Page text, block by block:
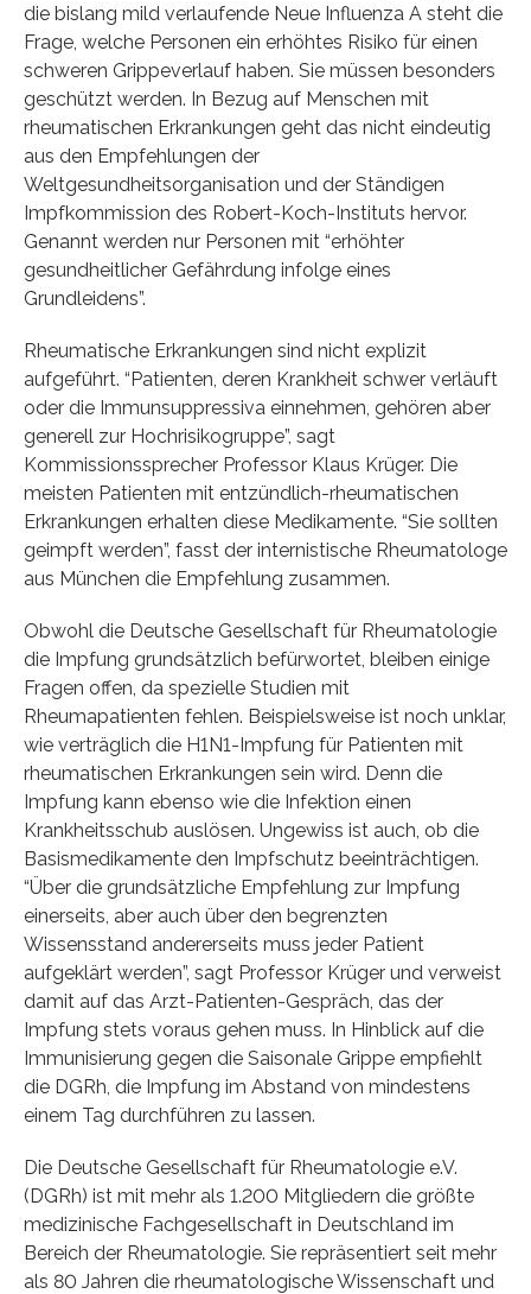
die bislang mild verlaufende Neue Influenza A steht die
Frage, welche Personen ein erhöhtes Risiko für einen
schweren Grippeverlauf haben. Sie müssen besonders
geschützt werden. In Bezug auf Menschen mit
rheumatischen Erkrankungen geht das nicht eindeutig
aus den Empfehlungen der
Weltgesundheitsorganisation und der Ständigen
Impfkommission des Robert-Koch-Instituts hervor.
Genannt werden nur Personen mit “erhöhter
gesundheitlicher Gefährdung infolge eines
Grundleidens”.
Rheumatische Erkrankungen sind nicht explizit
aufgeführt. “Patienten, deren Krankheit schwer verläuft
oder die Immunsuppressiva einnehmen, gehören aber
generell zur Hochrisikogruppe”, sagt
Kommissionssprecher Professor Klaus Krüger. Die
meisten Patienten mit entzündlich-rheumatischen
Erkrankungen erhalten diese Medikamente. “Sie sollten
geimpft werden”, fasst der internistische Rheumatologe
aus München die Empfehlung zusammen.
Obwohl die Deutsche Gesellschaft für Rheumatologie
die Impfung grundsätzlich befürwortet, bleiben einige
Fragen offen, da spezielle Studien mit
Rheumapatienten fehlen. Beispielsweise ist noch unklar,
wie verträglich die H1N1-Impfung für Patienten mit
rheumatischen Erkrankungen sein wird. Denn die
Impfung kann ebenso wie die Infektion einen
Krankheitsschub auslösen. Ungewiss ist auch, ob die
Basismedikamente den Impfschutz beeinträchtigen.
“Über die grundsätzliche Empfehlung zur Impfung
einerseits, aber auch über den begrenzten
Wissensstand andererseits muss jeder Patient
aufgeklärt werden”, sagt Professor Krüger und verweist
damit auf das Arzt-Patienten-Gespräch, das der
Impfung stets voraus gehen muss. In Hinblick auf die
Immunisierung gegen die Saisonale Grippe empfiehlt
die DGRh, die Impfung im Abstand von mindestens
einem Tag durchführen zu lassen.
Die Deutsche Gesellschaft für Rheumatologie e.V.
(DGRh) ist mit mehr als 1.200 Mitgliedern die größte
medizinische Fachgesellschaft in Deutschland im
Bereich der Rheumatologie. Sie repräsentiert seit mehr
als 80 Jahren die rheumatologische Wissenschaft und